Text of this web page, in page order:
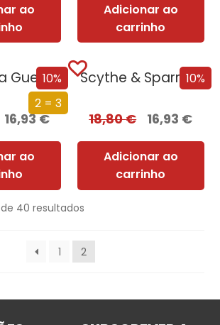
ao
Adicionar ao
carrinho
10%
2 = 3
Guerra
16,93€
ao
10%
Scythe & Sparrow
18,80€ 16,93 €
Adicionar ao
carrinho
40 resultados
1 2